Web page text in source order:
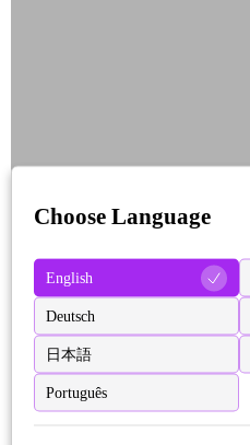
Choose Language
English
Deutsch
日本語
Português